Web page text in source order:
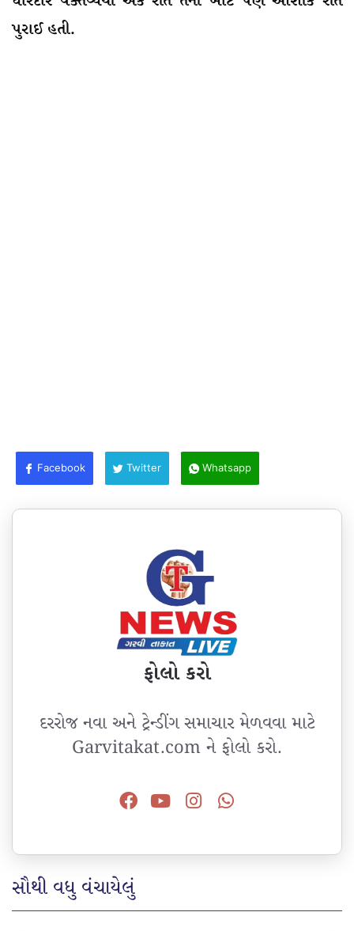
પુરાઈ હતી.
Facebook Twitter Whatsapp
ફોલો કરો
દરરોજ નવા અને ટ્રેન્ડીંગ સમાચાર મેળવવા માટે
Garvitakat.com ને ફોલો કરો.
સૌથી વધુ વંચાયેલું